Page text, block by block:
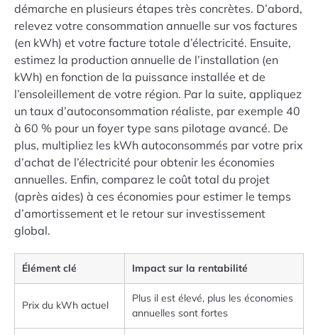
démarche en plusieurs étapes très concrètes. D’abord,
relevez votre consommation annuelle sur vos factures
(en kWh) et votre facture totale d’électricité. Ensuite,
estimez la production annuelle de l’installation (en
kWh) en fonction de la puissance installée et de
l’ensoleillement de votre région. Par la suite, appliquez
un taux d’autoconsommation réaliste, par exemple 40
à 60 % pour un foyer type sans pilotage avancé. De
plus, multipliez les kWh autoconsommés par votre prix
d’achat de l’électricité pour obtenir les économies
annuelles. Enfin, comparez le coût total du projet
(après aides) à ces économies pour estimer le temps
d’amortissement et le retour sur investissement
global.
Élément clé Impact sur la rentabilité
Prix du kWh actuel
Plus il est élevé, plus les économies
annuelles sont fortes